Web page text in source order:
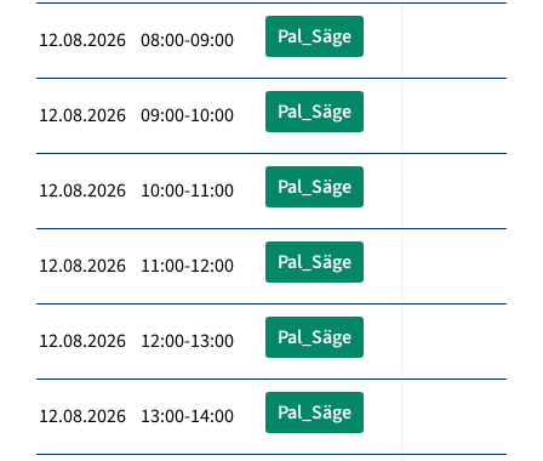
12.08.2026 08:00-09:00 Pal_Säge
12.08.2026 09:00-10:00 Pal_Säge
12.08.2026 10:00-11:00 Pal_Säge
12.08.2026 11:00-12:00 Pal_Säge
12.08.2026 12:00-13:00 Pal_Säge
12.08.2026 13:00-14:00 Pal_Säge